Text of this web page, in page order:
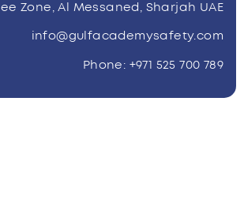
Zone, Al Messaned, Sharjah UAE
info@gulfacademysafety.com
Phone: +971 525 700 789